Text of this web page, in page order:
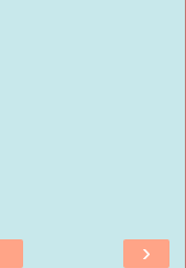
›